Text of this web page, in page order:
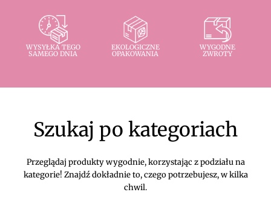
WYSYŁKA TEGO
SAMEGO DNIA
EKOLOGICZNE
OPAKOWANIA
WYGODNE
ZWROTY
Szukaj po kategoriach
Przeglądaj produkty wygodnie, korzystając z podziału na
kategorie! Znajdź dokładnie to, czego potrzebujesz, w kilka
chwil.